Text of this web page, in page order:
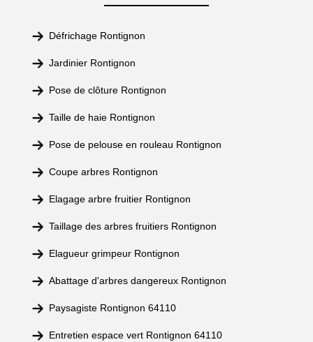
Défrichage Rontignon
Jardinier Rontignon
Pose de clôture Rontignon
Taille de haie Rontignon
Pose de pelouse en rouleau Rontignon
Coupe arbres Rontignon
Elagage arbre fruitier Rontignon
Taillage des arbres fruitiers Rontignon
Elagueur grimpeur Rontignon
Abattage d'arbres dangereux Rontignon
Paysagiste Rontignon 64110
Entretien espace vert Rontignon 64110